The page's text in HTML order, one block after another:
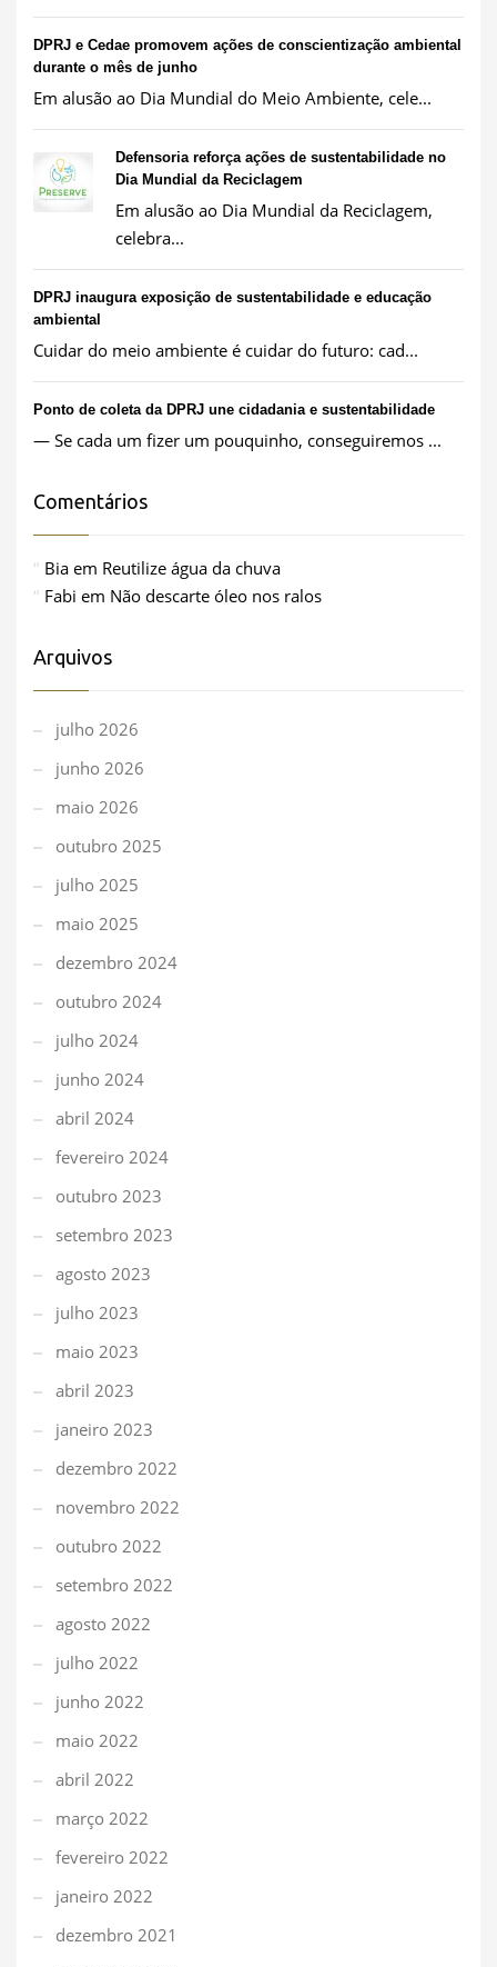
DPRJ e Cedae promovem ações de conscientização ambiental
durante o mês de junho
Em alusão ao Dia Mundial do Meio Ambiente, cele...
Defensoria reforça ações de sustentabilidade no
Dia Mundial da Reciclagem
Em alusão ao Dia Mundial da Reciclagem,
celebra...
DPRJ inaugura exposição de sustentabilidade e educação
ambiental
Cuidar do meio ambiente é cuidar do futuro: cad...
Ponto de coleta da DPRJ une cidadania e sustentabilidade
— Se cada um fizer um pouquinho, conseguiremos ...
Comentários
Bia em Reutilize água da chuva
Fabi em Não descarte óleo nos ralos
Arquivos
julho 2026
junho 2026
maio 2026
outubro 2025
julho 2025
maio 2025
dezembro 2024
outubro 2024
julho 2024
junho 2024
abril 2024
fevereiro 2024
outubro 2023
setembro 2023
agosto 2023
julho 2023
maio 2023
abril 2023
janeiro 2023
dezembro 2022
novembro 2022
outubro 2022
setembro 2022
agosto 2022
julho 2022
junho 2022
maio 2022
abril 2022
março 2022
fevereiro 2022
janeiro 2022
dezembro 2021